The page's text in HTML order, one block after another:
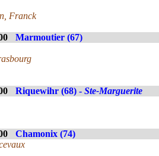
Franck
Marmoutier (67)
Riquewihr (68) - Ste-Marguerite
Chamonix (74)